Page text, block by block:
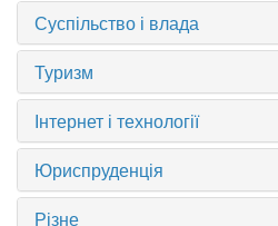
Суспільство і влада
Туризм
Інтернет і технології
Юриспруденція
Різне